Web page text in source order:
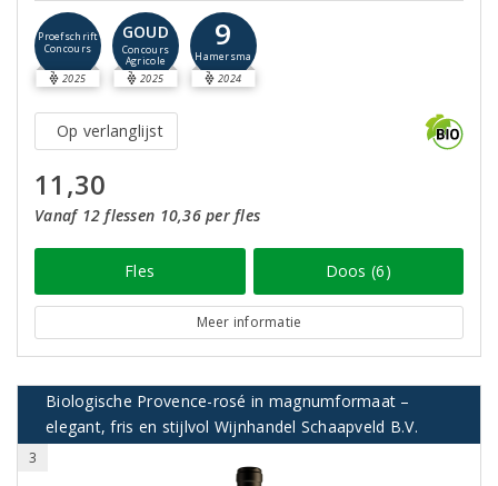
Proefschrift
Concours
2025
GOUD
Concours
Agricole
2025
9
Hamersma
2024
Op verlanglijst
11,30
Vanaf 12 flessen 10,36 per fles
Fles Doos (6)
Meer informatie
Biologische Provence-rosé in magnumformaat –
elegant, fris en stijlvol Wijnhandel Schaapveld B.V.
3